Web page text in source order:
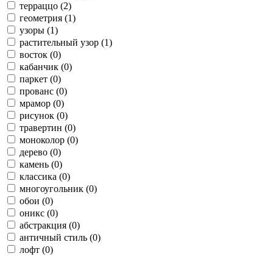
терраццо (2)
геометрия (1)
узоры (1)
растительный узор (1)
восток (0)
кабанчик (0)
паркет (0)
прованс (0)
мрамор (0)
рисунок (0)
травертин (0)
моноколор (0)
дерево (0)
камень (0)
классика (0)
многоугольник (0)
обои (0)
оникс (0)
абстракция (0)
античный стиль (0)
лофт (0)